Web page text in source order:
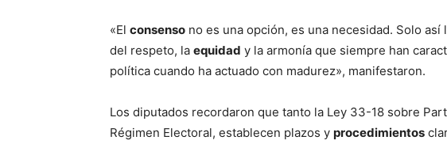
«El consenso no es una opción, es una necesidad. Solo
del respeto, la equidad y la armonía que siempre han
política cuando ha actuado con madurez», manifestaron.
Los diputados recordaron que tanto la Ley 33-18 sobre
Régimen Electoral, establecen plazos y procedimientos